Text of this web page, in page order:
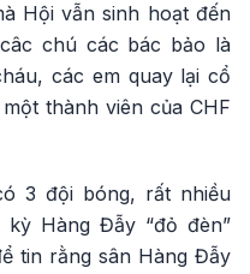
Hội vẫn sinh hoạt đến
chú các bác bảo là
các em quay lại cổ
thành viên của CHF
3 đội bóng, rất nhiều
Hàng Đẫy “đỏ đèn”
tin rằng sân Hàng Đẫy